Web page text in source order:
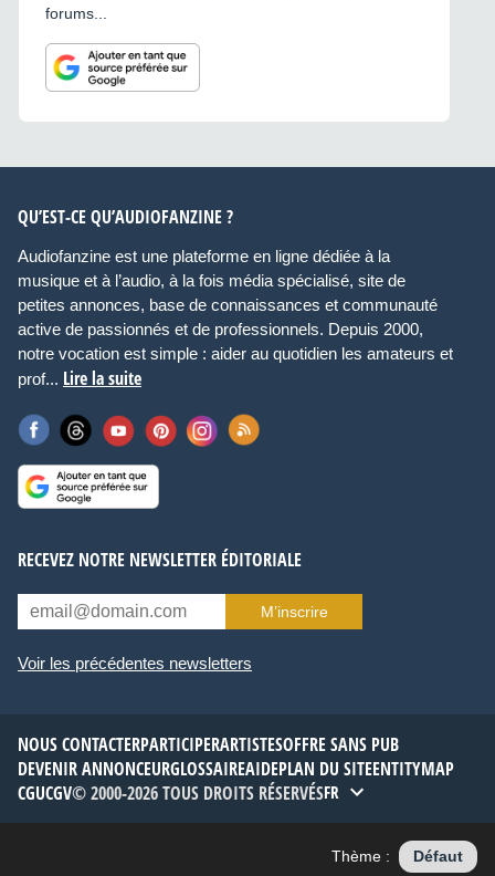
forums...
QU’EST-CE QU’AUDIOFANZINE ?
Audiofanzine est une plateforme en ligne dédiée à la
musique et à l’audio, à la fois média spécialisé, site de
petites annonces, base de connaissances et communauté
active de passionnés et de professionnels. Depuis 2000,
notre vocation est simple : aider au quotidien les amateurs et
prof... Lire la suite
RECEVEZ NOTRE NEWSLETTER ÉDITORIALE
M’inscrire
Voir les précédentes newsletters
NOUS CONTACTERPARTICIPERARTISTESOFFRE SANS PUB
DEVENIR ANNONCEURGLOSSAIREAIDEPLAN DU SITEENTITYMAP
CGUCGV© 2000-2026 TOUS DROITS RÉSERVÉSFR
Thème : Défaut